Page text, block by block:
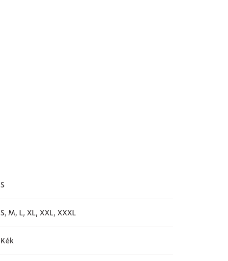
S
S, M, L, XL, XXL, XXXL
Kék